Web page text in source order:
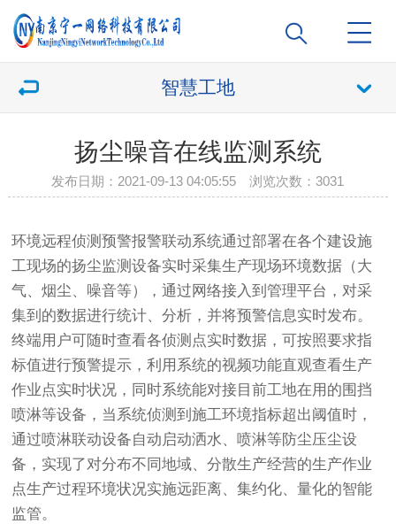
智慧工地
扬尘噪音在线监测系统
发布日期：2021-09-13 04:05:55 浏览次数：3031
环境远程侦测预警报警联动系统通过部署在各个建设施
工现场的扬尘监测设备实时采集生产现场环境数据（大
气、烟尘、噪音等），通过网络接入到管理平台，对采
集到的数据进行统计、分析，并将预警信息实时发布。
终端用户可随时查看各侦测点实时数据，可按照要求指
标值进行预警提示，利用系统的视频功能直观查看生产
作业点实时状况，同时系统能对接目前工地在用的围挡
喷淋等设备，当系统侦测到施工环境指标超出阈值时，
通过喷淋联动设备自动启动洒水、喷淋等防尘压尘设
备，实现了对分布不同地域、分散生产经营的生产作业
点生产过程环境状况实施远距离、集约化、量化的智能
监管。